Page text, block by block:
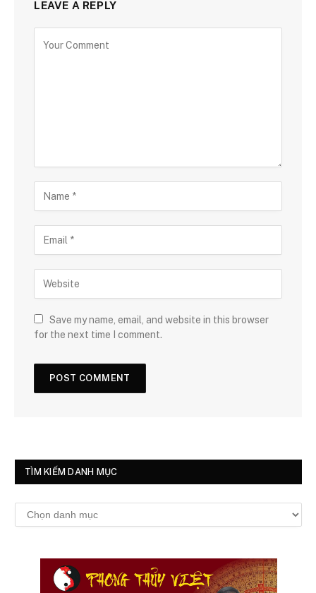
LEAVE A REPLY
Save my name, email, and website in this browser
for the next time I comment.
TÌM KIẾM DANH MỤC
Tìm
kiếm